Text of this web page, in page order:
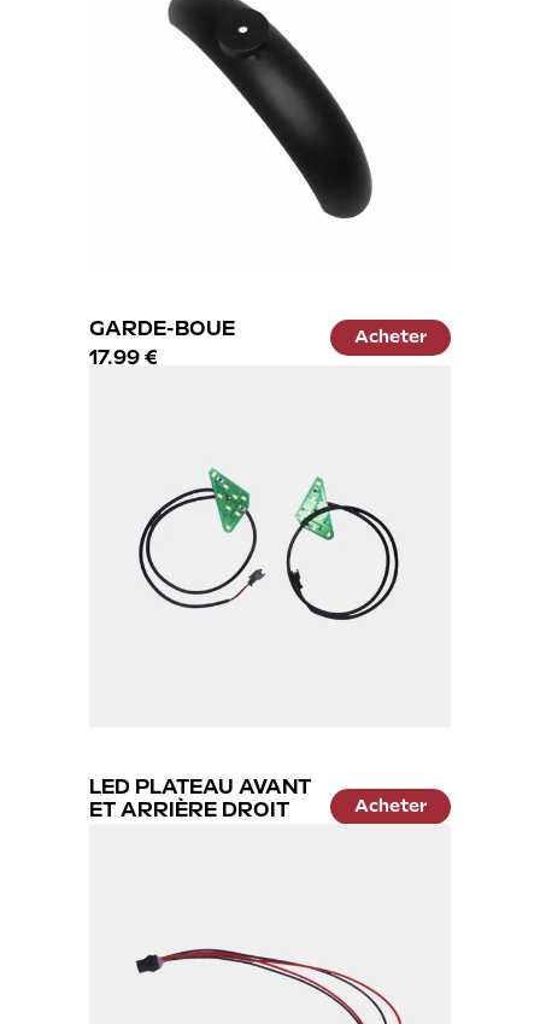
GARDE-BOUE
17.99 €
Acheter
LED PLATEAU AVANT
ET ARRIÈRE DROIT
Acheter